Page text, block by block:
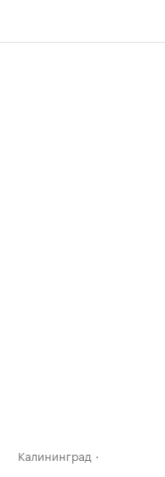
Калининград